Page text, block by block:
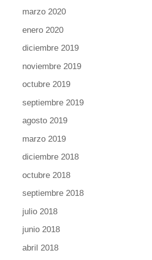
marzo 2020
enero 2020
diciembre 2019
noviembre 2019
octubre 2019
septiembre 2019
agosto 2019
marzo 2019
diciembre 2018
octubre 2018
septiembre 2018
julio 2018
junio 2018
abril 2018